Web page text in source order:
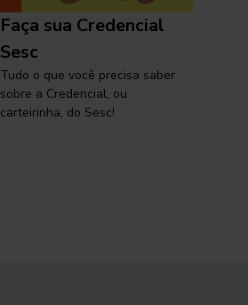
Faça sua Credencial
Sesc
Tudo o que você precisa saber
sobre a Credencial, ou
carteirinha, do Sesc!